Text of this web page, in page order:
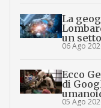
La
un
06 Ago
Ecco
di
05 Ago